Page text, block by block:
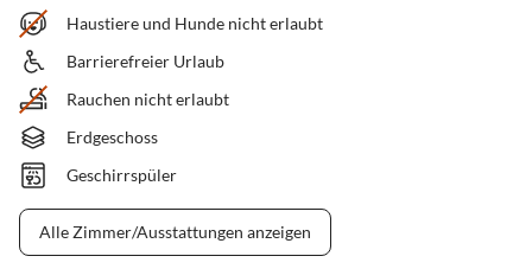
Haustiere und Hunde nicht erlaubt
Barrierefreier Urlaub
Rauchen nicht erlaubt
Erdgeschoss
Geschirrspüler
Alle Zimmer/Ausstattungen anzeigen